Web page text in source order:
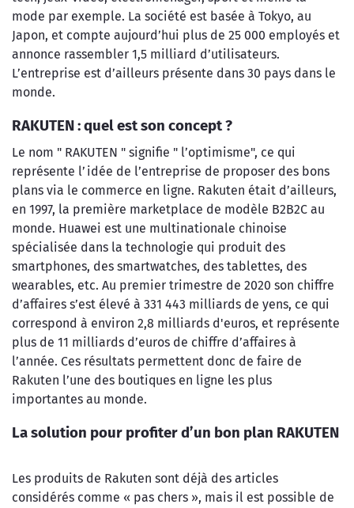
mode par exemple. La société est basée à Tokyo, au
Japon, et compte aujourd’hui plus de 25 000 employés et
annonce rassembler 1,5 milliard d’utilisateurs.
L’entreprise est d’ailleurs présente dans 30 pays dans le
monde.
RAKUTEN : quel est son concept ?
Le nom " RAKUTEN " signifie " l’optimisme", ce qui
représente l’idée de l’entreprise de proposer des bons
plans via le commerce en ligne. Rakuten était d’ailleurs,
en 1997, la première marketplace de modèle B2B2C au
monde. Huawei est une multinationale chinoise
spécialisée dans la technologie qui produit des
smartphones, des smartwatches, des tablettes, des
wearables, etc. Au premier trimestre de 2020 son chiffre
d’affaires s’est élevé à 331 443 milliards de yens, ce qui
correspond à environ 2,8 milliards d'euros, et représente
plus de 11 milliards d’euros de chiffre d’affaires à
l’année. Ces résultats permettent donc de faire de
Rakuten l’une des boutiques en ligne les plus
importantes au monde.
La solution pour profiter d’un bon plan RAKUTEN
Les produits de Rakuten sont déjà des articles
considérés comme « pas chers », mais il est possible de